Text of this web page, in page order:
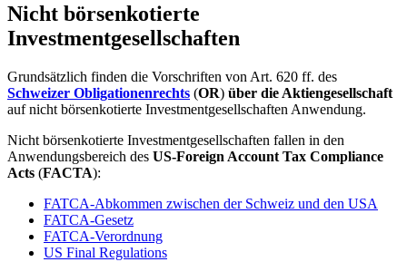
Nicht börsenkotierte
Investmentgesellschaften
Grundsätzlich finden die Vorschriften von Art. 620 ff. des
Schweizer Obligationenrechts (OR) über die Aktiengesellschaft
auf nicht börsenkotierte Investmentgesellschaften Anwendung.
Nicht börsenkotierte Investmentgesellschaften fallen in den
Anwendungsbereich des US-Foreign Account Tax Compliance
Acts (FACTA):
FATCA-Abkommen zwischen der Schweiz und den USA
FATCA-Gesetz
FATCA-Verordnung
US Final Regulations